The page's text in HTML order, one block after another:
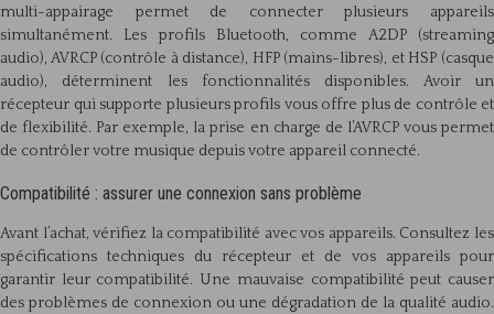
multi-appairage permet de connecter plusieurs appareils
simultanément. Les profils Bluetooth, comme A2DP (streaming
audio), AVRCP (contrôle à distance), HFP (mains-libres), et HSP (casque
audio), déterminent les fonctionnalités disponibles. Avoir un
récepteur qui supporte plusieurs profils vous offre plus de contrôle et
de flexibilité. Par exemple, la prise en charge de l’AVRCP vous permet
de contrôler votre musique depuis votre appareil connecté.
Compatibilité : assurer une connexion sans problème
Avant l’achat, vérifiez la compatibilité avec vos appareils. Consultez les
spécifications techniques du récepteur et de vos appareils pour
garantir leur compatibilité. Une mauvaise compatibilité peut causer
des problèmes de connexion ou une dégradation de la qualité audio.